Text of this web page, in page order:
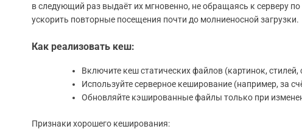
в следующий раз выдаёт их мгновенно, не обращаясь к серверу
ускорить повторные посещения почти до молниеносной загрузки.
Как реализовать кеш:
Включите кеш статических файлов (картинок,
Используйте серверное кеширование (например, за
Обновляйте кэшированные файлы только при
Признаки хорошего кеширования: